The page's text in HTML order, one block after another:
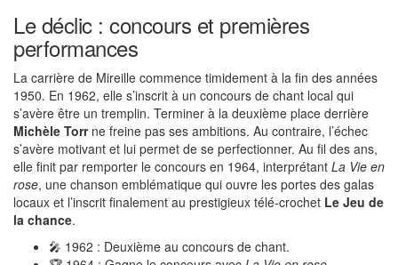
Le déclic : concours et premières
performances
La carrière de Mireille commence timidement à la fin des années
1950. En 1962, elle s’inscrit à un concours de chant local qui
s’avère être un tremplin. Terminer à la deuxième place derrière
Michèle Torrne freine pas ses ambitions. Au contraire, l’échec
s’avère motivant et lui permet de se perfectionner. Au fil des ans,
elle finit par remporter le concours en 1964, interprétant La Vie en
rose, une chanson emblématique qui ouvre les portes des galas
locaux et l’inscrit finalement au prestigieux télé-crochet Le Jeu de
la chance.
🎤 1962 : Deuxième au concours de chant.